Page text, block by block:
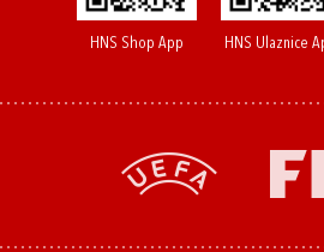
HNS Shop App HNS Ulaznice